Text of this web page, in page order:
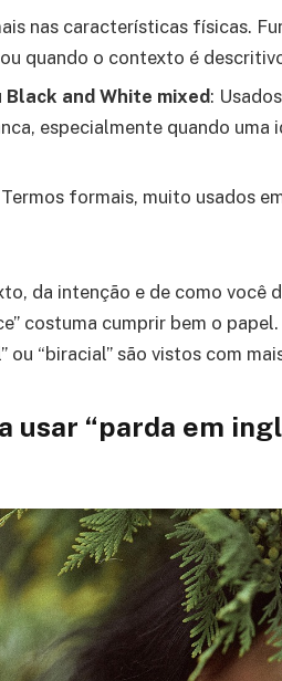
nas características físicas.
quando o contexto é
Black and White mixed:
especialmente quando
Termos formais, muito usados
da intenção e de como você
costuma cumprir bem o
“biracial” são vistos com
usar “parda em